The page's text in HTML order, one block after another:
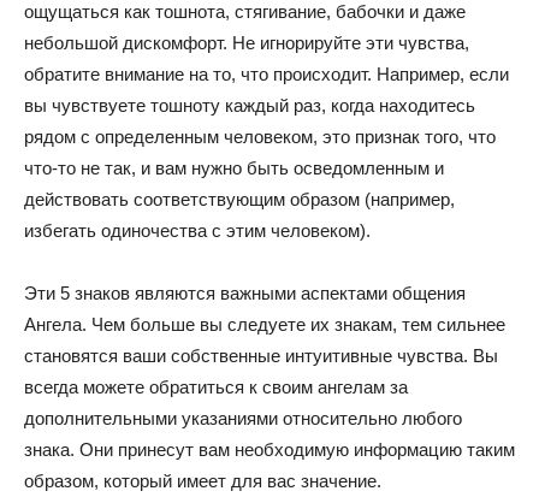
ощущаться как тошнота, стягивание, бабочки и даже
небольшой дискомфорт. Не игнорируйте эти чувства,
обратите внимание на то, что происходит. Например, если
вы чувствуете тошноту каждый раз, когда находитесь
рядом с определенным человеком, это признак того, что
что-то не так, и вам нужно быть осведомленным и
действовать соответствующим образом (например,
избегать одиночества с этим человеком).
Эти 5 знаков являются важными аспектами общения
Ангела. Чем больше вы следуете их знакам, тем сильнее
становятся ваши собственные интуитивные чувства. Вы
всегда можете обратиться к своим ангелам за
дополнительными указаниями относительно любого
знака. Они принесут вам необходимую информацию таким
образом, который имеет для вас значение.